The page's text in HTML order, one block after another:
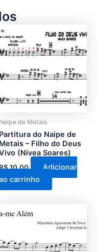
Naipe de Metais
Partitura do Naipe de
Metais – Filho do Deus
(Nívea Soares)
10,00
Adicionar
carrinho